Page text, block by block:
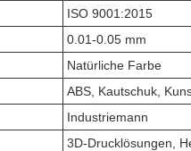
ISO 9001:2015
0.01-0.05 mm
Natürliche Farbe
ABS, Kautschuk,
Industriemann
3D-Drucklösungen,